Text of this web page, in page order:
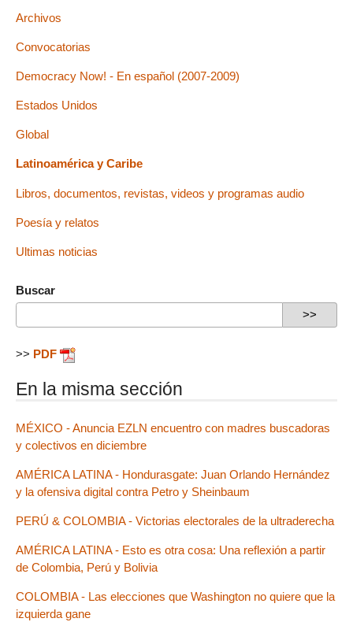
Archivos
Convocatorias
Democracy Now! - En español (2007-2009)
Estados Unidos
Global
Latinoamérica y Caribe
Libros, documentos, revistas, videos y programas audio
Poesía y relatos
Ultimas noticias
Buscar
>> PDF
En la misma sección
MÉXICO - Anuncia EZLN encuentro con madres buscadoras
y colectivos en diciembre
AMÉRICA LATINA - Hondurasgate: Juan Orlando Hernández
y la ofensiva digital contra Petro y Sheinbaum
PERÚ & COLOMBIA - Victorias electorales de la ultraderecha
AMÉRICA LATINA - Esto es otra cosa: Una reflexión a partir
de Colombia, Perú y Bolivia
COLOMBIA - Las elecciones que Washington no quiere que la
izquierda gane